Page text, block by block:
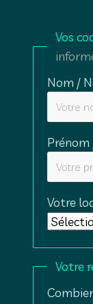
Vos
Nom /
Votre
Votre